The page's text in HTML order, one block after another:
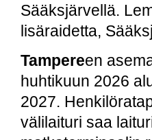
Sääksjärvellä.
lisäraidetta,
Tampereen
huhtikuun 2026
2027.
välilaituri saa